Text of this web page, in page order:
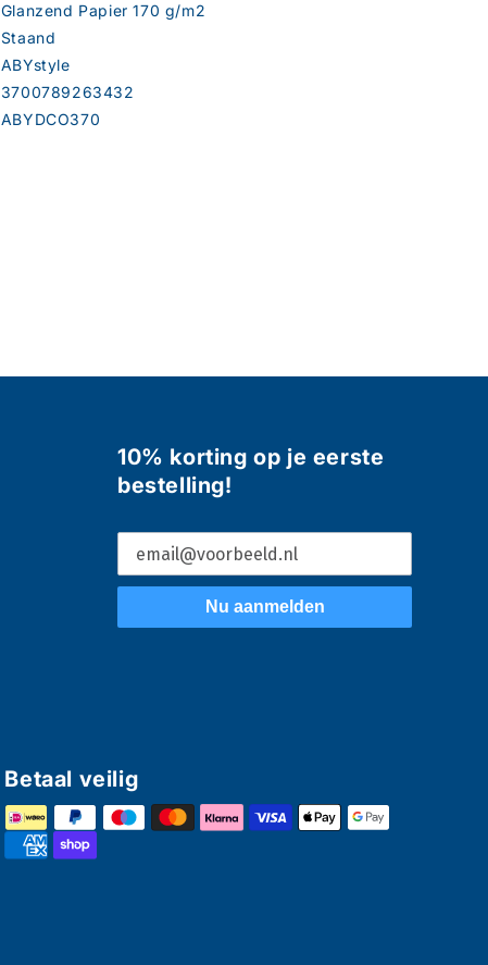
Glanzend Papier 170 g/m2
Staand
ABYstyle
3700789263432
ABYDCO370
10% korting op je eerste
bestelling!
Nu aanmelden
Betaal veilig